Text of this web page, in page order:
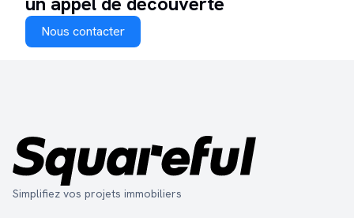
Nous contacter
Simplifiez vos projets immobiliers